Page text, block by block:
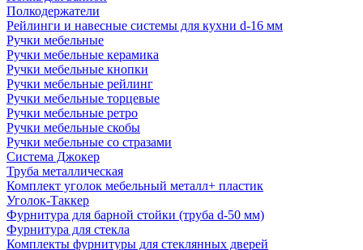
Полкодержатели
Рейлинги и навесные системы для кухни d-16 мм
Ручки мебельные
Ручки мебельные керамика
Ручки мебельные кнопки
Ручки мебельные рейлинг
Ручки мебельные торцевые
Ручки мебельные ретро
Ручки мебельные скобы
Ручки мебельные со стразами
Система Джокер
Труба металлическая
Комплект уголок мебельный металл+ пластик
Уголок-Таккер
Фурнитура для барной стойки (труба d-50 мм)
Фурнитура для стекла
Комплекты фурнитуры для стеклянных дверей